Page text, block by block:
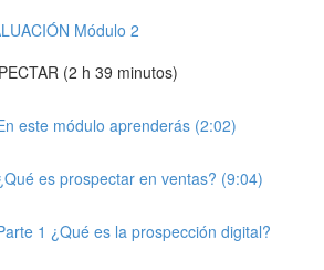
Módulo 2
(2 h 39 minutos)
este módulo aprenderás (2:02)
es prospectar en ventas? (9:04)
1 ¿Qué es la prospección digital?